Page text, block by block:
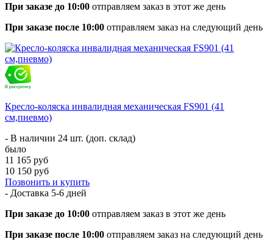
При заказе до 10:00 отправляем заказ в этот же день
При заказе после 10:00 отправляем заказ на следующий день
Кресло-коляска инвалидная механическая FS901 (41
см,пневмо)
- В наличии 24 шт. (доп. склад)
было
11 165 руб
10 150 руб
Позвонить и купить
- Доставка 5-6 дней
При заказе до 10:00 отправляем заказ в этот же день
При заказе после 10:00 отправляем заказ на следующий день